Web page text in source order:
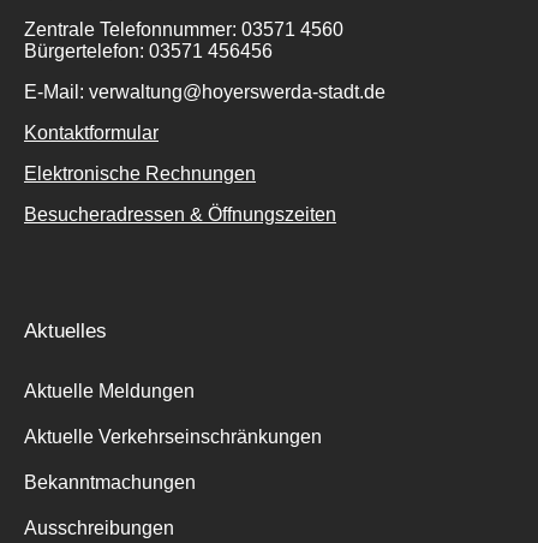
Zentrale Telefonnummer: 03571 4560
Bürgertelefon: 03571 456456
E-Mail: verwaltung@hoyerswerda-stadt.de
Kontaktformular
Elektronische Rechnungen
Besucheradressen & Öffnungszeiten
Aktuelles
Aktuelle Meldungen
Aktuelle Verkehrseinschränkungen
Bekanntmachungen
Ausschreibungen